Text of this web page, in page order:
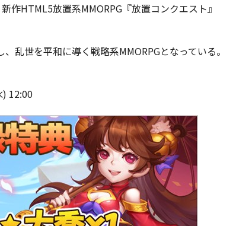
作HTML5放置系MMORPG『放置コンクエスト』
乱世を平和に導く戦略系MMORPGとなっている。
12:00